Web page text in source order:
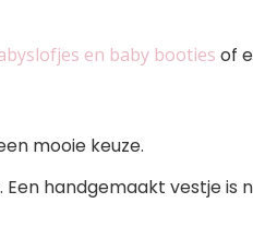
en baby booties of
mooie keuze.
handgemaakt vestje is